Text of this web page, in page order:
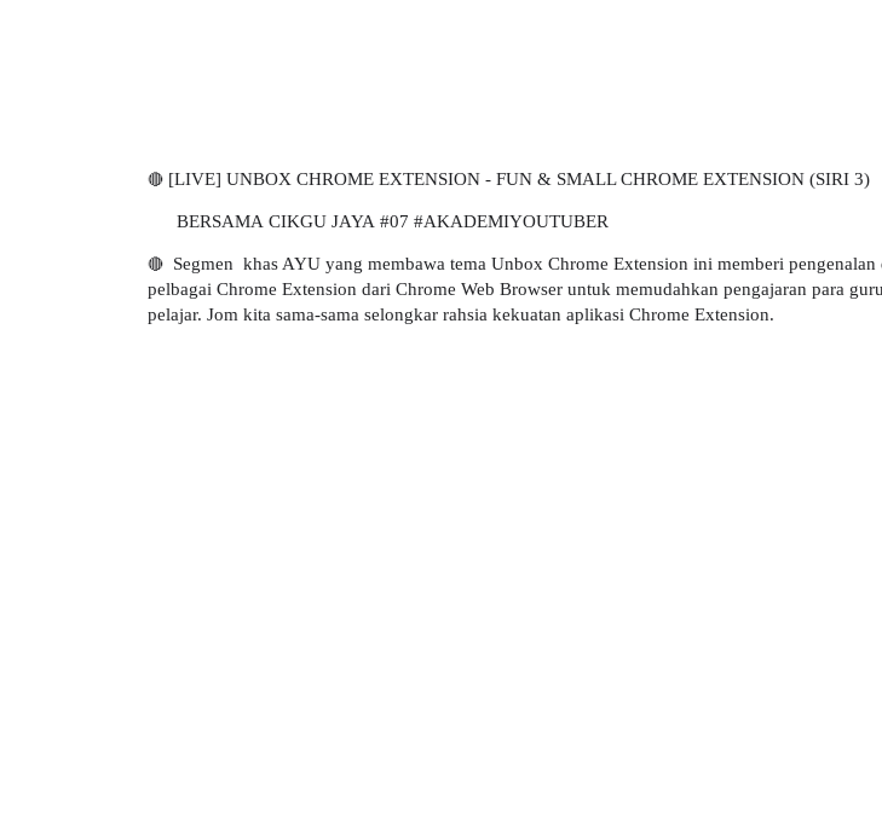
🔴 [LIVE] UNBOX CHROME EXTENSION - FUN & SMALL CHROME EXTENSION
BERSAMA CIKGU JAYA #07 #AKADEMIYOUTUBER
🔴 Segmen khas AYU yang membawa tema Unbox Chrome Extension ini memberi pengenalan
pelbagai Chrome Extension dari Chrome Web Browser untuk memudahkan pengajaran para
pelajar. Jom kita sama-sama selongkar rahsia kekuatan aplikasi Chrome Extension.